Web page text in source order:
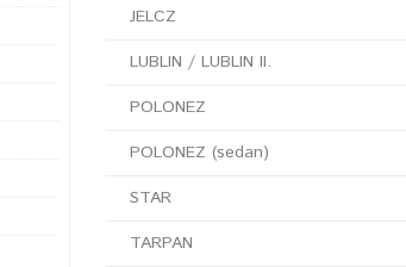
JELCZ
LUBLIN / LUBLIN II.
POLONEZ
POLONEZ (sedan)
STAR
TARPAN